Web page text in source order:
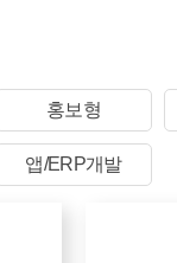
홍보형
앱/ERP개발